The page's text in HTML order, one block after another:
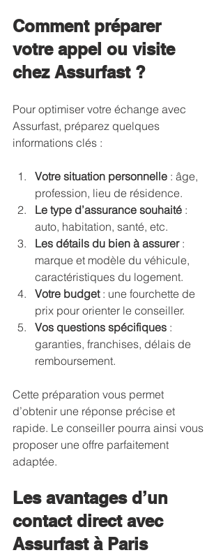
Comment préparer
votre appel ou visite
chez Assurfast ?
Pour optimiser votre échange avec
Assurfast, préparez quelques
informations clés :
Votre situation personnelle : âge,
profession, lieu de résidence.
Le type d’assurance souhaité :
auto, habitation, santé, etc.
Les détails du bien à assurer :
marque et modèle du véhicule,
caractéristiques du logement.
Votre budget : une fourchette de
prix pour orienter le conseiller.
Vos questions spécifiques :
garanties, franchises, délais de
remboursement.
Cette préparation vous permet
d’obtenir une réponse précise et
rapide. Le conseiller pourra ainsi vous
proposer une offre parfaitement
adaptée.
Les avantages d’un
contact direct avec
Assurfast à Paris